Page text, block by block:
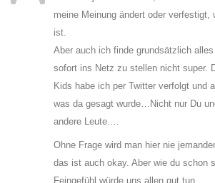
meine Meinung ändert oder verfestigt,
ist.
Aber auch ich finde grundsätzlich
sofort ins Netz zu stellen nicht super.
Kids habe ich per Twitter verfolgt und
was da gesagt wurde…Nicht nur Du
andere Leute….
Ohne Frage wird man hier nie
das ist auch okay. Aber wie du schon
Feingefühl würde uns allen gut tun.